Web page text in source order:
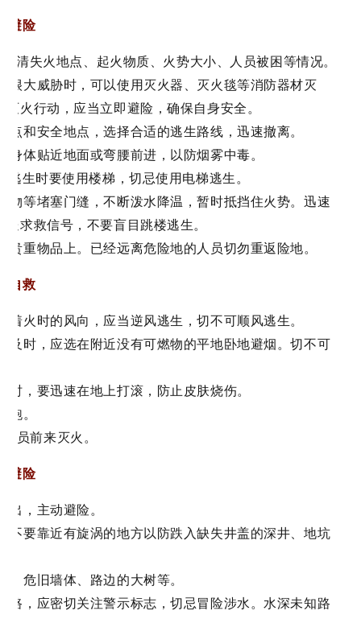
避险
清失火地点、起火物质、火势大小、人员被困等情况。
很大威胁时，可以使用灭火器、灭火毯等消防器材灭
火行动，应当立即避险，确保自身安全。
和安全地点，选择合适的逃生路线，迅速撤离。
体贴近地面或弯腰前进，以防烟雾中毒。
生时要使用楼梯，切忌使用电梯逃生。
等堵塞门缝，不断泼水降温，暂时抵挡住火势。迅速
求救信号，不要盲目跳楼逃生。
重物品上。已经远离危险地的人员切勿重返险地。
自救
火时的风向，应当逆风逃生，切不可顺风逃生。
及时，应选在附近没有可燃物的平地卧地避烟。切不可
，要迅速在地上打滚，防止皮肤烧伤。
跑。
员前来灭火。
避险
出，主动避险。
不要靠近有旋涡的地方以防跌入缺失井盖的深井、地坑
危旧墙体、路边的大树等。
，应密切关注警示标志，切忌冒险涉水。水深未知路